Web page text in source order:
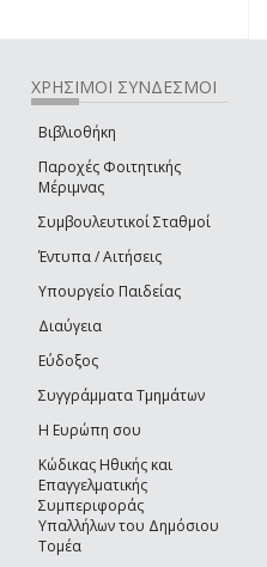
e-mail)
ΧΡΗΣΙΜΟΙ ΣΥΝΔΕΣΜΟΙ
Βιβλιοθήκη
Παροχές Φοιτητικής
Μέριμνας
Συμβουλευτικοί Σταθμοί
Έντυπα / Αιτήσεις
Υπουργείο Παιδείας
Διαύγεια
Εύδοξος
Συγγράμματα Τμημάτων
Η Ευρώπη σου
Κώδικας Ηθικής και
Επαγγελματικής
Συμπεριφοράς
Υπαλλήλων του Δημόσιου
Τομέα